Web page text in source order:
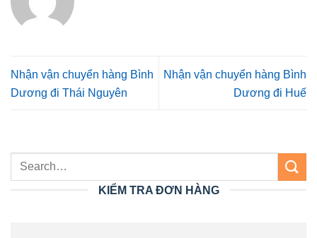
Nhận vận chuyển hàng Bình
Dương đi Thái Nguyên
Nhận vận chuyển hàng Bình
Dương đi Huế
KIỂM TRA ĐƠN HÀNG